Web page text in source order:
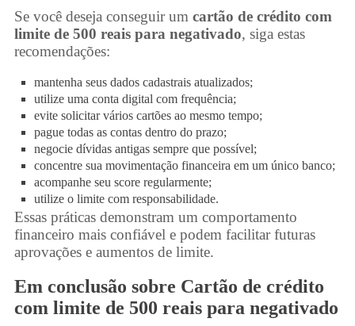
Se você deseja conseguir um cartão de crédito com
limite de 500 reais para negativado, siga estas
recomendações:
mantenha seus dados cadastrais atualizados;
utilize uma conta digital com frequência;
evite solicitar vários cartões ao mesmo tempo;
pague todas as contas dentro do prazo;
negocie dívidas antigas sempre que possível;
concentre sua movimentação financeira em um único banco;
acompanhe seu score regularmente;
utilize o limite com responsabilidade.
Essas práticas demonstram um comportamento
financeiro mais confiável e podem facilitar futuras
aprovações e aumentos de limite.
Em conclusão sobre Cartão de crédito
com limite de 500 reais para negativado